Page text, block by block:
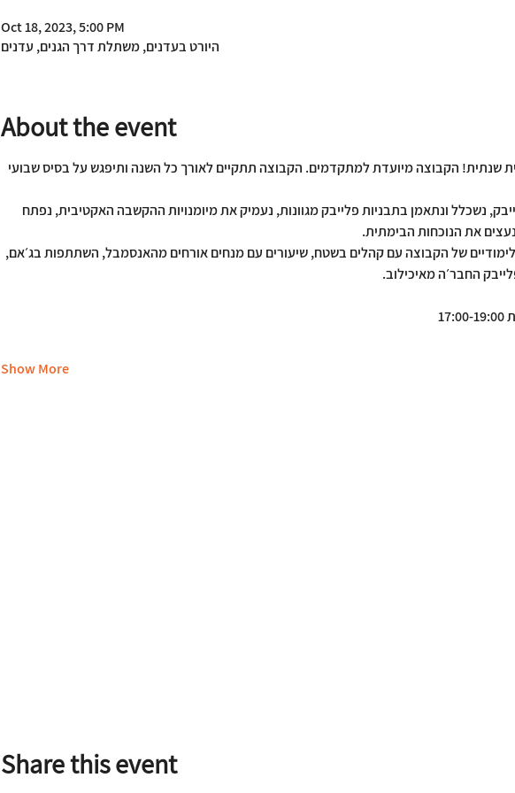
Oct 18, 2023, 5:00 PM
היורט בעדנים, משתלת דרך הגנים, עדנים
About the event
שנתית! הקבוצה מיועדת למתקדמים. הקבוצה תתקיים לאורך כל השנה ותיפגש על בסיס שבועי
נשכלל ונתאמן בתבניות פלייבק מגוונות, נעמיק את מיומנויות ההקשבה האקטיבית, נפתח
את הנוכחות הבימתית.
של הקבוצה עם קהלים בשטח, שיעורים עם מנחים אורחים מהאנסמבל, השתתפות בג׳אם,
החבר׳ה מאיכילוב.
Show More
Share this event